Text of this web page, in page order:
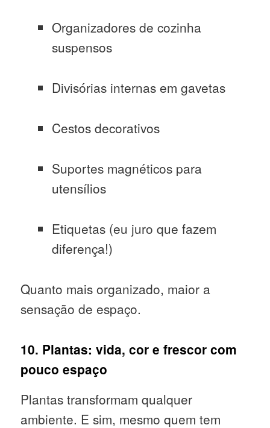
Organizadores de cozinha
suspensos
Divisórias internas em gavetas
Cestos decorativos
Suportes magnéticos para
utensílios
Etiquetas (eu juro que fazem
diferença!)
Quanto mais organizado, maior a
sensação de espaço.
10. Plantas: vida, cor e frescor com
pouco espaço
Plantas transformam qualquer
ambiente. E sim, mesmo quem tem